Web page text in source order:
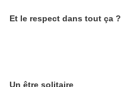
Et le respect dans tout ça ?
Un être solitaire